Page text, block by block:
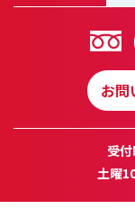
お問
受
土曜